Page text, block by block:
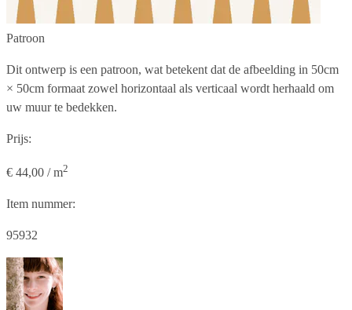
Patroon
Dit ontwerp is een patroon, wat betekent dat de afbeelding in 50cm
× 50cm formaat zowel horizontaal als verticaal wordt herhaald om
uw muur te bedekken.
Prijs:
€ 44,00 / m2
Item nummer:
95932